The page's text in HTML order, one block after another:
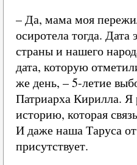
– Да, мама моя
осиротела тогда.
страны и нашего
дата, которую
же день, – 5-летие
Патриарха Кирилла. Я
историю, которая
И даже наша Таруса
присутствует.